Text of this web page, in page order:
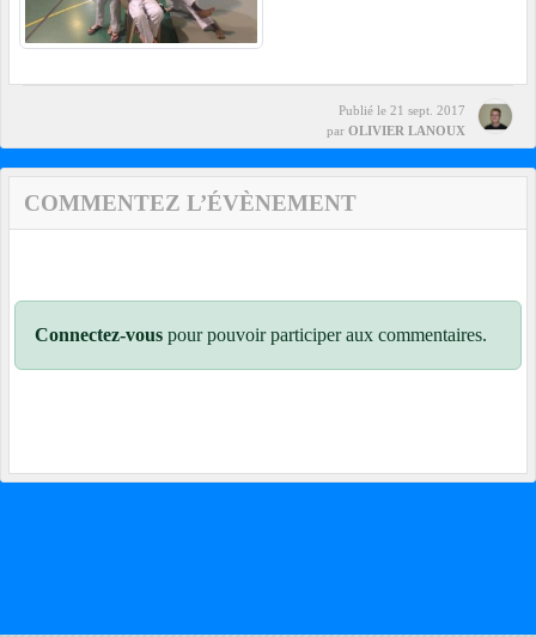
Publié le 21 sept. 2017
par OLIVIER LANOUX
COMMENTEZ L’ÉVÈNEMENT
Connectez-vous pour pouvoir participer aux commentaires.